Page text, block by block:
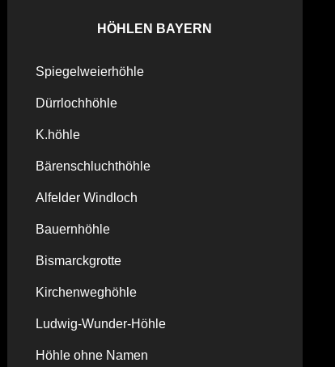
HÖHLEN BAYERN
Spiegelweierhöhle
Dürrlochhöhle
K.höhle
Bärenschluchthöhle
Alfelder Windloch
Bauernhöhle
Bismarckgrotte
Kirchenweghöhle
Ludwig-Wunder-Höhle
Höhle ohne Namen